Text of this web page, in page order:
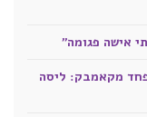
אישה פגומה"
מקאמבק: ליסה